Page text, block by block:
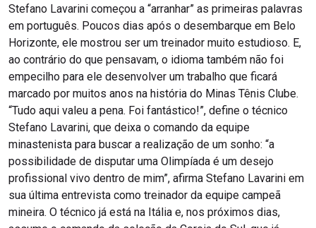
Stefano Lavarini começou a “arranhar” as primeiras palavras
em português. Poucos dias após o desembarque em Belo
Horizonte, ele mostrou ser um treinador muito estudioso. E,
ao contrário do que pensavam, o idioma também não foi
empecilho para ele desenvolver um trabalho que ficará
marcado por muitos anos na história do Minas Tênis Clube.
“Tudo aqui valeu a pena. Foi fantástico!”, define o técnico
Stefano Lavarini, que deixa o comando da equipe
minastenista para buscar a realização de um sonho: “a
possibilidade de disputar uma Olimpíada é um desejo
profissional vivo dentro de mim”, afirma Stefano Lavarini em
sua última entrevista como treinador da equipe campeã
mineira. O técnico já está na Itália e, nos próximos dias,